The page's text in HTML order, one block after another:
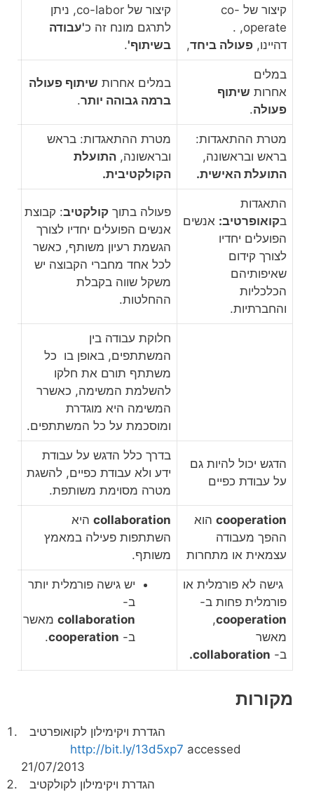
קיצור של co-
operate, .
דהיינו, פעולה ביחד,
קיצור של co-labor, ניתן
לתרגם מונח זה כ'עבודה
בשיתוף'.
במלים
אחרות שיתוף
פעולה.
במלים אחרות שיתוף פעולה
ברמה גבוהה יותר.
מטרת ההתאגדות:
בראש ובראשונה,
התועלת האישית.
מטרת ההתאגדות: בראש
ובראשונה, התועלת
הקולקטיבית.
התאגדות
בקואופרטיב: אנשים
הפועלים יחדיו
לצורך קידום
שאיפותיהם
הכלכליות
והחברתיות.
פעולה בתוך קולקטיב: קבוצת
אנשים הפועלים יחדיו לצורך
הגשמת רעיון משותף, כאשר
לכל אחד מחברי הקבוצה יש
משקל שווה בקבלת
ההחלטות.
חלוקת עבודה בין
המשתתפים, באופן בו כל
משתתף תורם את חלקו
להשלמת המשימה, כאשרר
המשימה היא מוגדרת
ומוסכמת על כל המשתתפים.
הדגש יכול להיות גם
על עבודת כפיים
בדרך כלל הדגש על עבודת
ידע ולא עבודת כפיים, להשגת
מטרה מסוימת משותפת.
cooperation הוא
ההפך מעבודה
עצמאית או מתחרות
collaboration היא
השתתפות פעילה במאמץ
משותף.
גישה לא פורמלית או
פורמלית פחות ב-
cooperation
,
מאשר
ב- collaboration.
יש גישה פורמלית יותר
ב-
collaboration מאשר
ב- cooperation
.
מקורות
הגדרת ויקימילון לקואופרטיב
http://bit.ly/13d5xp7 accessed
21/07/2013
הגדרת ויקימילון לקולקטיב